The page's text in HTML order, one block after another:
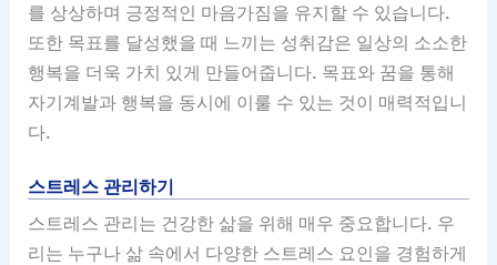
를 상상하며 긍정적인 마음가짐을 유지할 수 있습니다.
또한 목표를 달성했을 때 느끼는 성취감은 일상의 소소한
행복을 더욱 가치 있게 만들어줍니다. 목표와 꿈을 통해
자기계발과 행복을 동시에 이룰 수 있는 것이 매력적입니
다.
스트레스 관리하기
스트레스 관리는 건강한 삶을 위해 매우 중요합니다. 우
리는 누구나 삶 속에서 다양한 스트레스 요인을 경험하게